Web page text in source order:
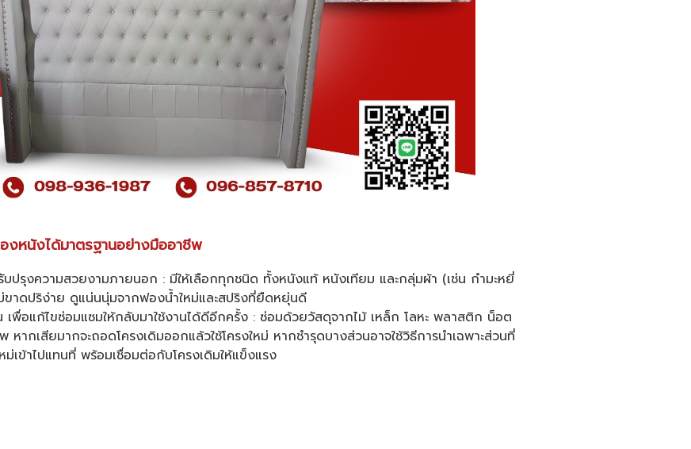
องหนังได้มาตรฐานอย่างมืออาชีพ
ปรุงความสวยงามภายนอก : มีให้เลือกทุกชนิด ทั้งหนังแท้ หนังเทียม และกลุ่มผ้า (เช่น กำมะหยี่
ขาดปริง่าย ดูแน่นนุ่มจากฟองน้ำใหม่และสปริงที่ยืดหยุ่นดี
เพื่อแก้ไขซ่อมแซมให้กลับมาใช้งานได้ดีอีกครั้ง : ซ่อมด้วยวัสดุจากไม้ เหล็ก โลหะ พลาสติก น็อต
หากเสียมากจะถอดโครงเดิมออกแล้วใช้โครงใหม่ หากชำรุดบางส่วนอาจใช้วิธีการนำเฉพาะส่วนที่
เข้าไปแทนที่ พร้อมเชื่อมต่อกับโครงเดิมให้แข็งแรง